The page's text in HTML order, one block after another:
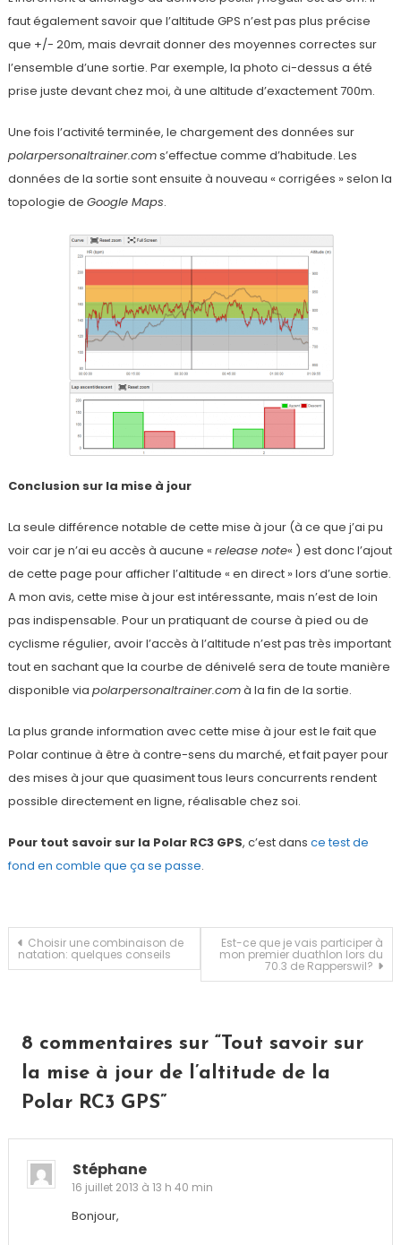
faut également savoir que l’altitude GPS n’est pas plus précise
que +/- 20m, mais devrait donner des moyennes correctes sur
l’ensemble d’une sortie. Par exemple, la photo ci-dessus a été
prise juste devant chez moi, à une altitude d’exactement 700m.
Une fois l’activité terminée, le chargement des données sur
polarpersonaltrainer.coms’effectue comme d’habitude. Les
données de la sortie sont ensuite à nouveau « corrigées » selon la
topologie de Google Maps.
Conclusion sur la mise à jour
La seule différence notable de cette mise à jour (à ce que j’ai pu
voir car je n’ai eu accès à aucune « release note« ) est donc l’ajout
de cette page pour afficher l’altitude « en direct » lors d’une sortie.
A mon avis, cette mise à jour est intéressante, mais n’est de loin
pas indispensable. Pour un pratiquant de course à pied ou de
cyclisme régulier, avoir l’accès à l’altitude n’est pas très important
tout en sachant que la courbe de dénivelé sera de toute manière
disponible via polarpersonaltrainer.comà la fin de la sortie.
La plus grande information avec cette mise à jour est le fait que
Polar continue à être à contre-sens du marché, et fait payer pour
des mises à jour que quasiment tous leurs concurrents rendent
possible directement en ligne, réalisable chez soi.
Pour tout savoir sur la Polar RC3 GPS, c’est dans ce test de
fond en comble que ça se passe.
Navigation
Choisir une combinaison de
natation: quelques conseils
Est-ce que je vais participer à
mon premier duathlon lors du
70.3 de Rapperswil?
8 commentaires sur “Tout savoir sur
la mise à jour de l’altitude de la
Polar RC3 GPS”
Stéphane
16 juillet 2013 à 13 h 40 min
Bonjour,